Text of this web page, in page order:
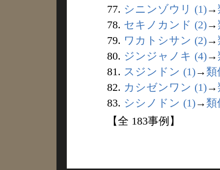
77. シニンゾウリ (1)→
78. セキノカンド (2)→
79. ワカトシサン (2)→
80. ジンジャノキ (4)→
81. スジンドン (1)→ 類
82. カシゼンワン (1)→
83. シシノドン (1)→ 類
【全 183事例】